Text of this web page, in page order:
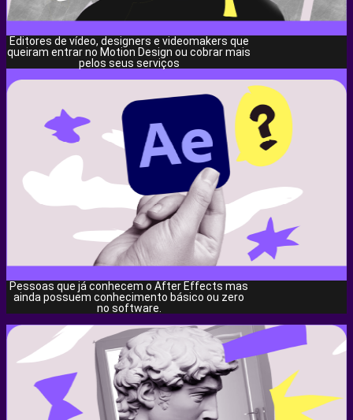
Editores de vídeo, designers e videomakers que
queiram entrar no Motion Design ou cobrar mais
pelos seus serviços
Pessoas que já conhecem o After Effects mas
ainda possuem conhecimento básico ou zero
no software.